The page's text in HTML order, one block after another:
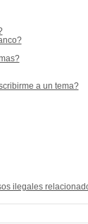
a un tema?
ilegales